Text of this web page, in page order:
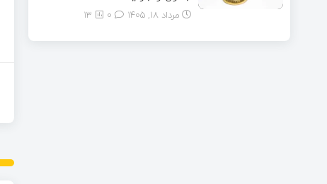
مرداد ۱۸, ۱۴۰۵ 13